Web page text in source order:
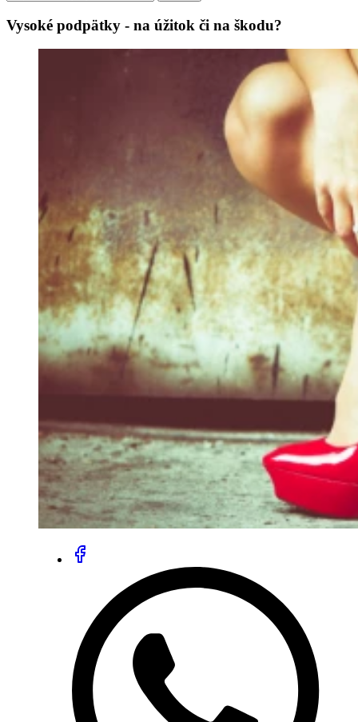
Vysoké podpätky - na úžitok či na škodu?